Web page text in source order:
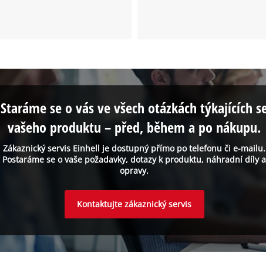
Zákaznický servis Einhell je dostupný přímo po telefonu či e-mailu.
Postaráme se o vaše požadavky, dotazy k produktu, náhradní díly a
opravy.
Staráme se o vás ve všech otázkách týkajících
vašeho produktu – před, během a po nákupu.
Kontaktujte zákaznický servis